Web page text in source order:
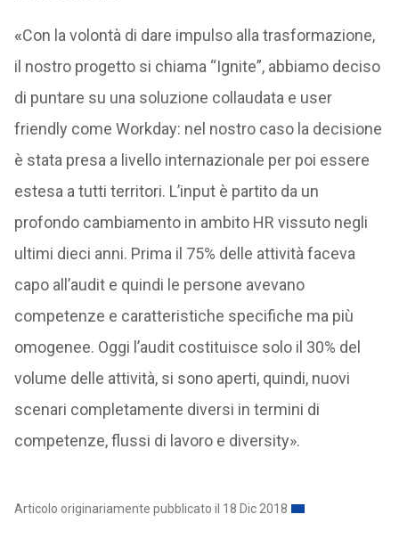
«Con la volontà di dare impulso alla trasformazione,
il nostro progetto si chiama “Ignite”, abbiamo deciso
di puntare su una soluzione collaudata e user
friendly come Workday: nel nostro caso la decisione
è stata presa a livello internazionale per poi essere
estesa a tutti territori. L’input è partito da un
profondo cambiamento in ambito HR vissuto negli
ultimi dieci anni. Prima il 75% delle attività faceva
capo all’audit e quindi le persone avevano
competenze e caratteristiche specifiche ma più
omogenee. Oggi l’audit costituisce solo il 30% del
volume delle attività, si sono aperti, quindi, nuovi
scenari completamente diversi in termini di
competenze, flussi di lavoro e diversity».
Articolo originariamente pubblicato il 18 Dic 2018